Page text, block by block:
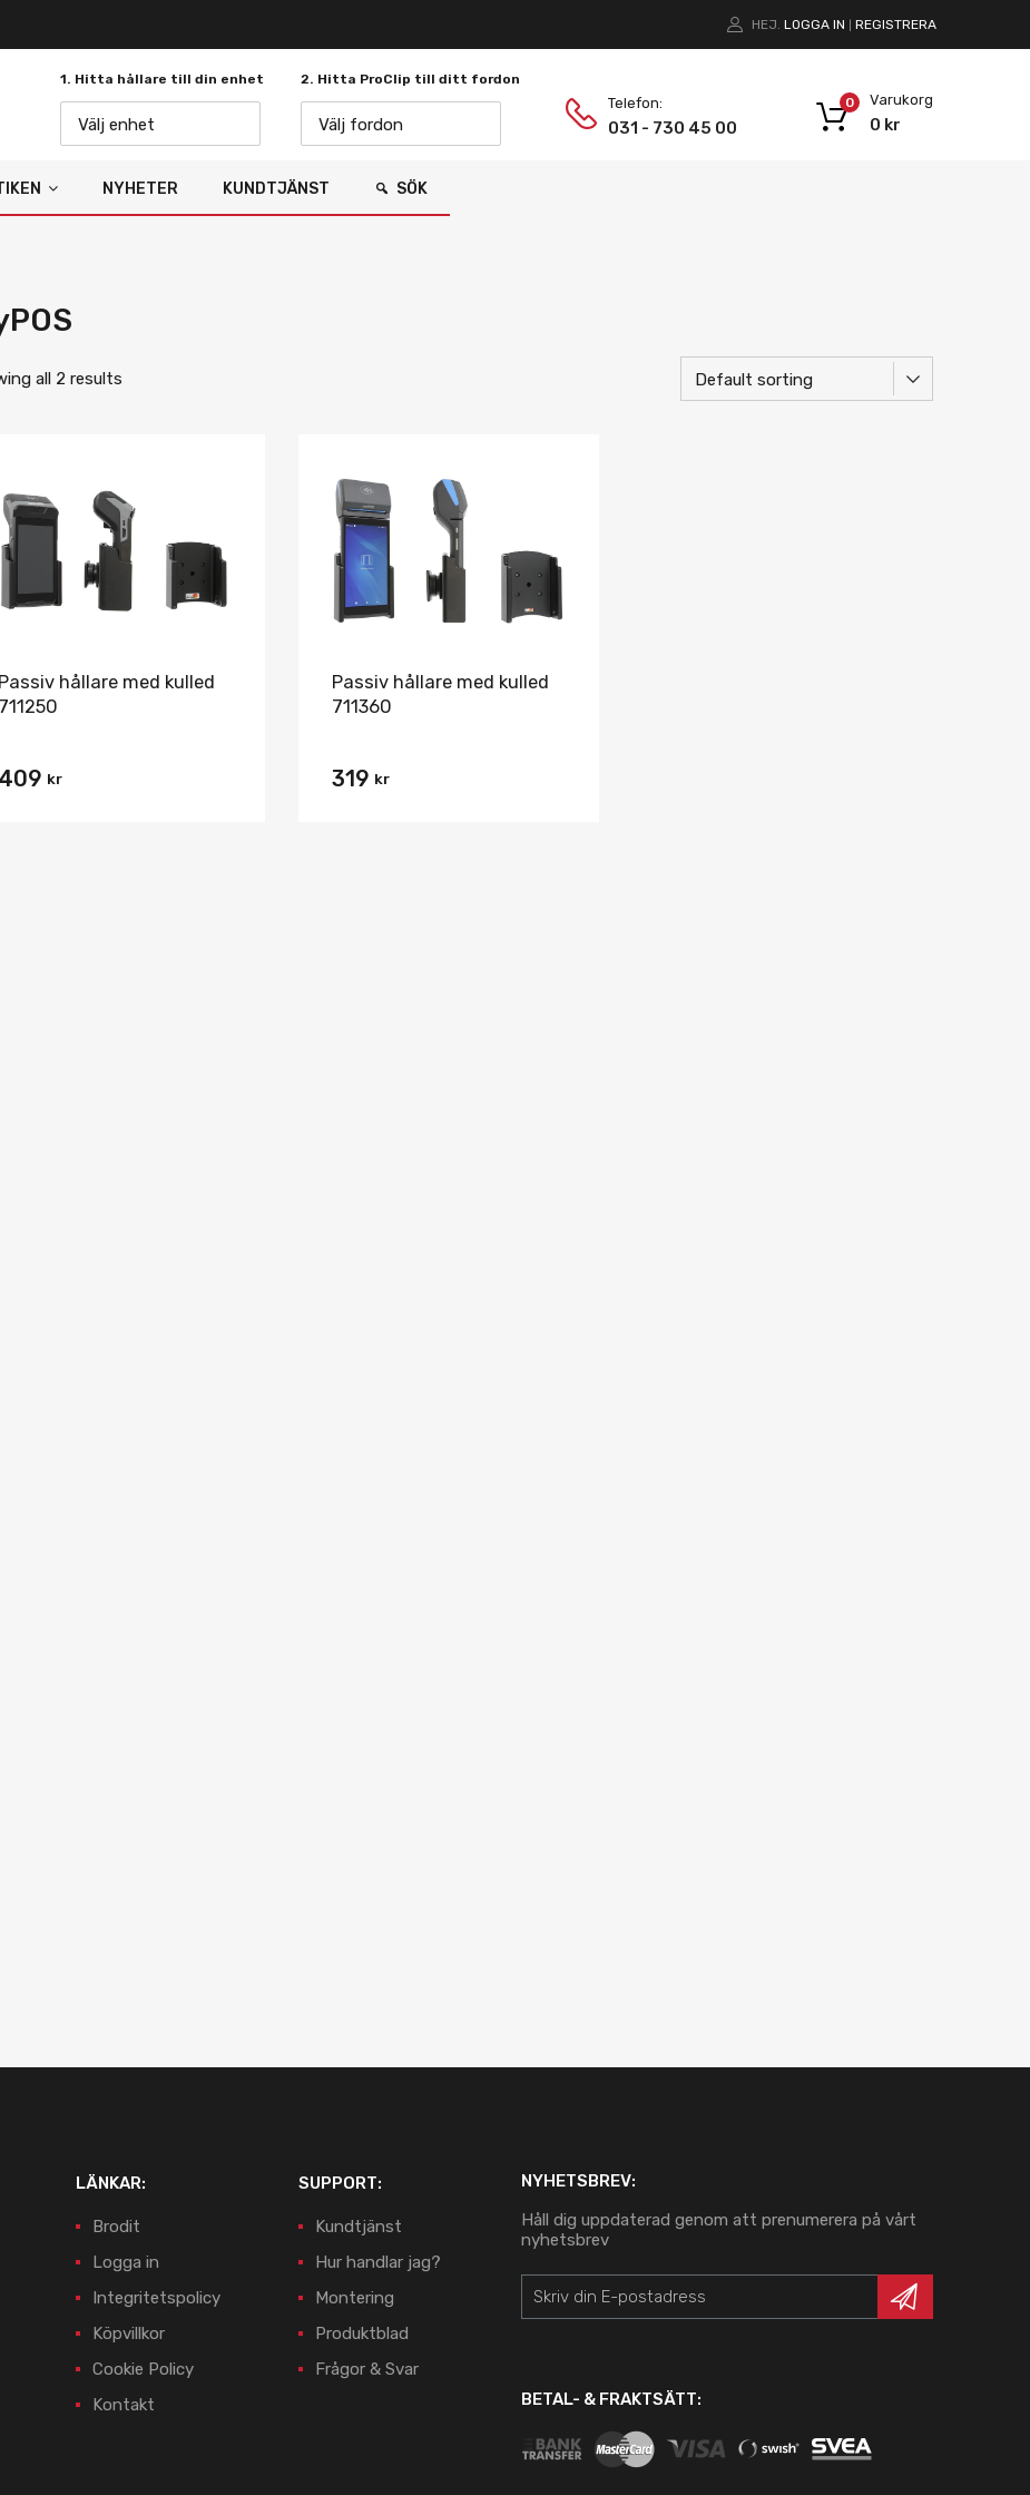
HEJ. LOGGA IN REGISTRERA
1. Hitta hållare till din enhet
Välj enhet
2. Hitta ProClip till ditt fordon
Välj fordon
Telefon:
031 - 730 45 00
Varukorg
0 kr
0
NYHETER KUNDTJÄNST SÖK
all 2 results
Lägg i önskelista
Passiv hållare med kulled
711250
409 kr
Passiv hållare med kulled
711360
319 kr
LÄNKAR:
Brodit
Logga in
Integritetspolicy
Köpvillkor
Cookie Policy
Kontakt
SUPPORT:
Kundtjänst
Hur handlar jag?
Montering
Produktblad
Frågor & Svar
NYHETSBREV:
Håll dig uppdaterad genom att prenumerera på vårt
nyhetsbrev
BETAL- & FRAKTSÄTT: